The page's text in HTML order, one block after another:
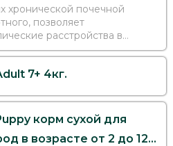
хронической почечной
позволяет
расстройства в
недостаточности,
7+ 4кг.
корм сухой для
в возрасте от 2 до 12